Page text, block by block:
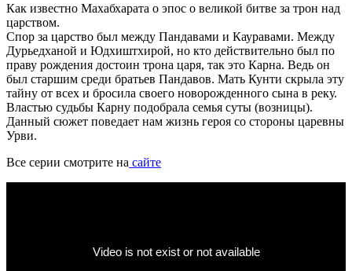
Как известно Махабхарата о эпос о великой битве за трон над
царством.
Спор за царство был между Пандавами и Кауравами. Между
Дурьедханой и Юдхиштхирой, но кто действительно был по
праву рождения достоин трона царя, так это Карна. Ведь он
был старшим среди братьев Пандавов. Мать Кунти скрыла эту
тайну от всех и бросила своего новорожденного сына в реку.
Властью судьбы Карну подобрала семья суты (возницы).
Данный сюжет поведает нам жизнь героя со стороны царевны
Урви.
Все серии смотрите на сайте